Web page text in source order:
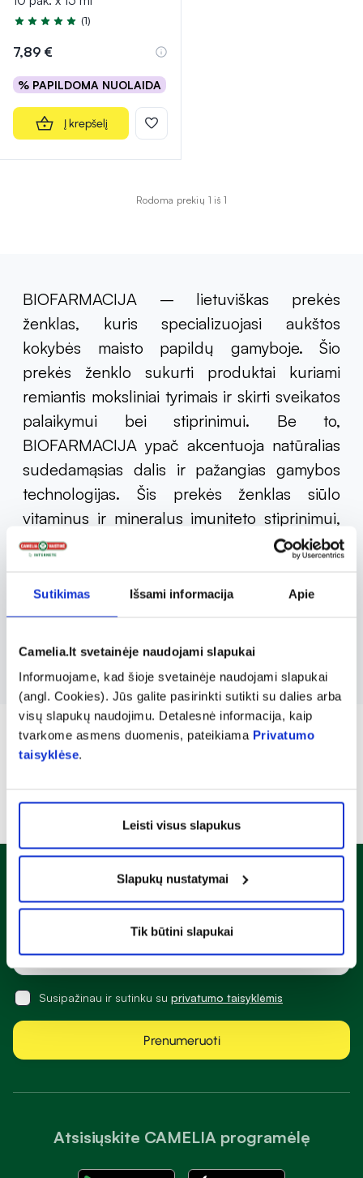
Sutikimas Išsami informacija Apie
Camelia.lt svetainėje naudojami slapukai
Informuojame, kad šioje svetainėje naudojami slapukai
(angl. Cookies). Jūs galite pasirinkti sutikti su dalies arba
visų slapukų naudojimu. Detalesnė informacija, kaip
tvarkome asmens duomenis, pateikiama Privatumo
taisyklėse.
Leisti visus slapukus
Slapukų nustatymai
Tik būtini slapukai
Įvertinimas 5.0 iš 5
(1)
7,89 €
% PAPILDOMA NUOLAIDA
Į krepšelį
Rodoma prekių 1 iš 1
BIOFARMACIJA – lietuviškas prekės
ženklas, kuris specializuojasi aukštos
kokybės maisto papildų gamyboje. Šio
prekės ženklo sukurti produktai kuriami
remiantis moksliniai tyrimais ir skirti sveikatos
palaikymui bei stiprinimui. Be to,
BIOFARMACIJA ypač akcentuoja natūralias
sudedamąsias dalis ir pažangias gamybos
technologijas. Šis prekės ženklas siūlo
vitaminus ir mineralus imuniteto stiprinimui,
nervų sistemos funkcijos ir energijos
apykaitos palaikymui, sąnarių ir kaulų
sveikatai. Kokybiški ir efektyvūs produktai
yra pritaikyti įvairiems vartotojų poreikiams,
Atsisiųskite CAMELIA programėlę
Naujienlaiškis
Sužinok apie nuolaidas ir specialius pasiūlymus!
Susipažinau ir sutinku su privatumo taisyklėmis
Prenumeruoti